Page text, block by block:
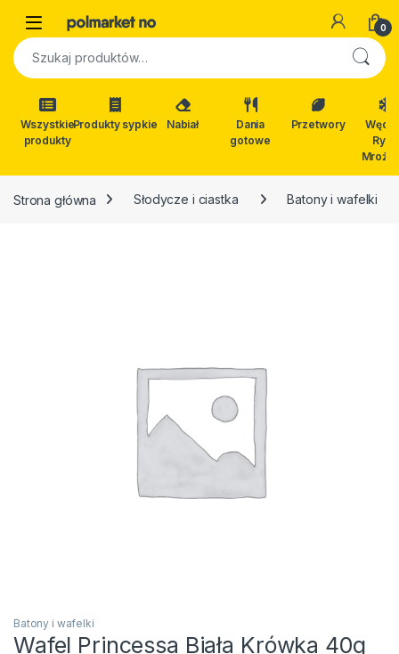
Open 0
Szukaj:
Wszystkie
produkty
Produkty sypkie Nabiał
Dania
gotowe
Przetwory
Ryby
Strona główna Słodycze i ciastka Batony i wafelki
Batony i wafelki
Wafel Princessa Biała Krówka 40g